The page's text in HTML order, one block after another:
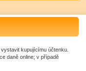
kupujícímu účtenku.
daně online; v případě